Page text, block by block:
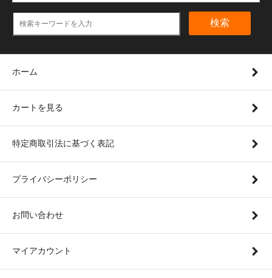
検索
ホーム
カートを見る
特定商取引法に基づく表記
プライバシーポリシー
お問い合わせ
マイアカウント